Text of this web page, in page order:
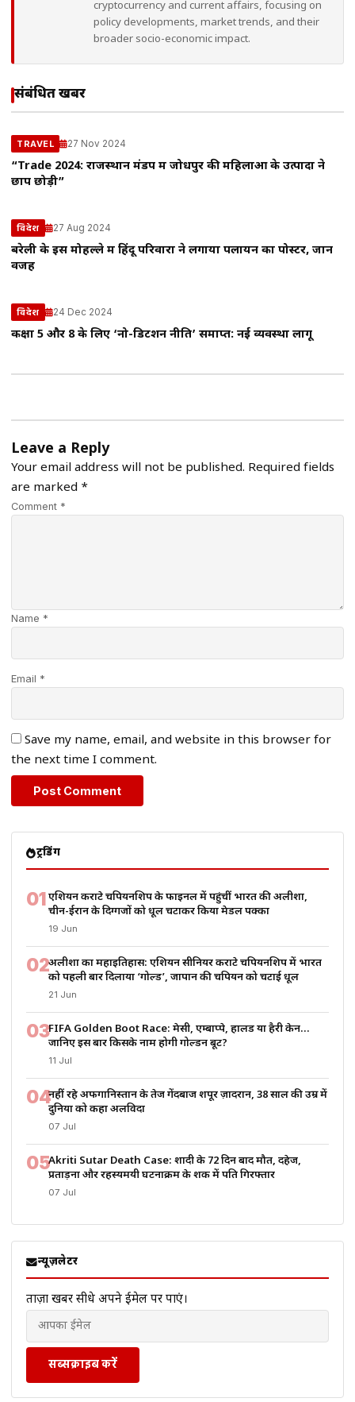
cryptocurrency and current affairs, focusing on
policy developments, market trends, and their
broader socio-economic impact.
संबंधित खबरें
TRAVEL 27 Nov 2024
“Trade 2024: राजस्थान मंडप में जोधपुर की महिलाओं के उत्पादों ने
छाप छोड़ी”
विदेश 27 Aug 2024
बरेली के इस मोहल्ले में हिंदू परिवारों ने लगाया पलायन का पोस्टर, जानें
वजह
विदेश 24 Dec 2024
कक्षा 5 और 8 के लिए ‘नो-डिटेंशन नीति’ समाप्त: नई व्यवस्था लागू
Leave a Reply
Your email address will not be published. Required fields
are marked *
Comment *
Name *
Email *
Save my name, email, and website in this browser for
the next time I comment.
ट्रेंडिंग
01एशियन कराटे चैंपियनशिप के फाइनल में पहुंचीं भारत की अलीशा,
चीन-ईरान के दिग्गजों को धूल चटाकर किया मेडल पक्का
19 Jun
02अलीशा का महाइतिहास: एशियन सीनियर कराटे चैंपियनशिप में भारत
को पहली बार दिलाया ‘गोल्ड’, जापान की चैंपियन को चटाई धूल
21 Jun
03FIFA Golden Boot Race: मेसी, एम्बाप्पे, हालैंड या हैरी केन…
जानिए इस बार किसके नाम होगी गोल्डन बूट?
11 Jul
04नहीं रहे अफगानिस्तान के तेज गेंदबाज शपूर ज़ादरान, 38 साल की उम्र में
दुनिया को कहा अलविदा
07 Jul
05Akriti Sutar Death Case: शादी के 72 दिन बाद मौत, दहेज,
प्रताड़ना और रहस्यमयी घटनाक्रम के शक में पति गिरफ्तार
07 Jul
न्यूज़लेटर
ताज़ा खबरें सीधे अपने ईमेल पर पाएं।
सब्सक्राइब करें